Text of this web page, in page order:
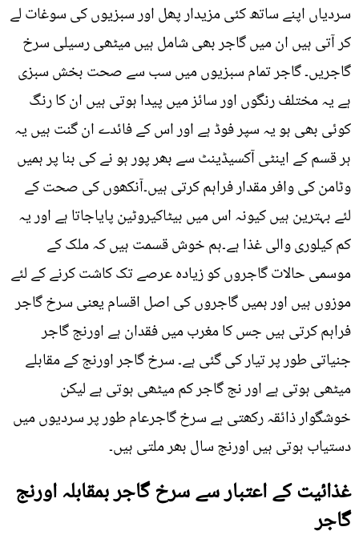
سردیاں اپنے ساتھ کئی مزیدار پھل اور سبزیوں کی سوغات لے
کر آتی ہیں ان میں گاجر بھی شامل ہیں میٹھی رسیلی سرخ
گاجریں۔ گاجر تمام سبزیوں میں سب سے صحت بخش سبزی
ہے یہ مختلف رنگوں اور سائز میں پیدا ہوتی ہیں ان کا رنگ
کوئی بھی ہو یہ سپر فوڈ ہے اور اس کے فائدے ان گنت ہیں یہ
ہر قسم کے اینٹی آکسیڈینٹ سے بھر پور ہو نے کی بنا پر ہمیں
وٹامن کی وافر مقدار فراہم کرتی ہیں۔آنکھوں کی صحت کے
لئے بہترین ہیں کیونہ اس میں بیٹاکیروٹین پایاجاتا ہے اور یہ
کم کیلوری والی غذا ہے۔ہم خوش قسمت ہیں کہ ملک کے
موسمی حالات گاجروں کو زیادہ عرصے تک کاشت کرنے کے لئے
موزوں ہیں اور ہمیں گاجروں کی اصل اقسام یعنی سرخ گاجر
فراہم کرتی ہیں جس کا مغرب میں فقدان ہے اورنج گاجر
جنیاتی طور پر تیار کی گئی ہے۔ سرخ گاجر اورنج کے مقابلے
میٹھی ہوتی ہے اور نج گاجر کم میٹھی ہوتی ہے لیکن
خوشگوار ذائقہ رکھتی ہے سرخ گاجرعام طور پر سردیوں میں
دستیاب ہوتی ہیں اورنج سال بھر ملتی ہیں۔
غذائیت کے اعتبار سے سرخ گاجر بمقابلہ اورنج
گاجر